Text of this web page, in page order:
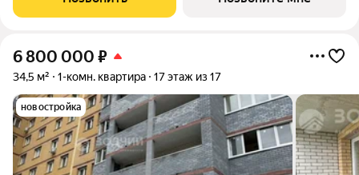
продуманной архитектурой и инженерным
6 800 000 ₽
34,5 м² 1-комн. квартира 17 этаж из 17
новостройка